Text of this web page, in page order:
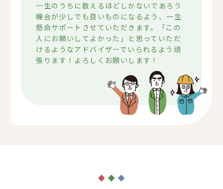
一生のうちに数えるほどしかないであろう
機会が少しでも良いものになるよう、一生
懸命サポートさせていただきます。「この
人にお願いしてよかった」と思っていただ
けるようなアドバイザーでいられるよう頑
張ります！よろしくお願いします！